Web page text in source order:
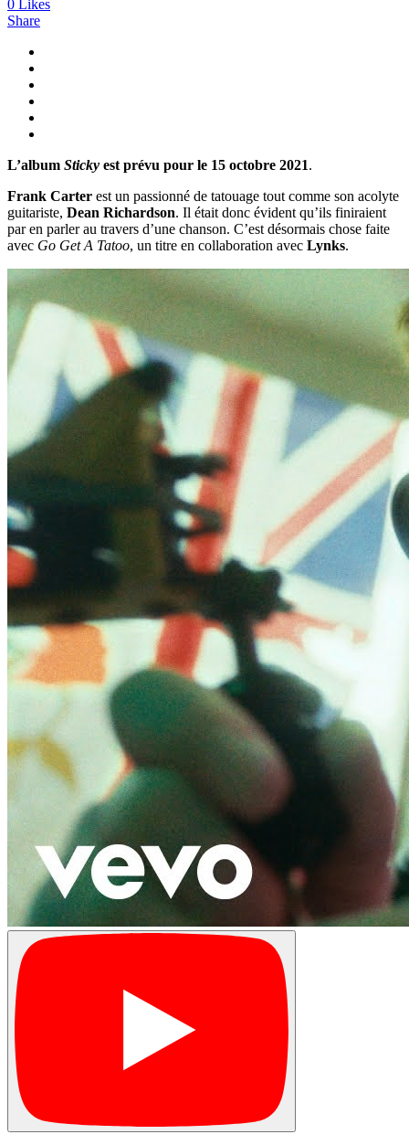
0 Likes
Share
L’album Sticky est prévu pour le 15 octobre 2021.
Frank Carter est un passionné de tatouage tout comme son acolyte
guitariste, Dean Richardson. Il était donc évident qu’ils finiraient
par en parler au travers d’une chanson. C’est désormais chose faite
avec Go Get A Tatoo, un titre en collaboration avec Lynks.